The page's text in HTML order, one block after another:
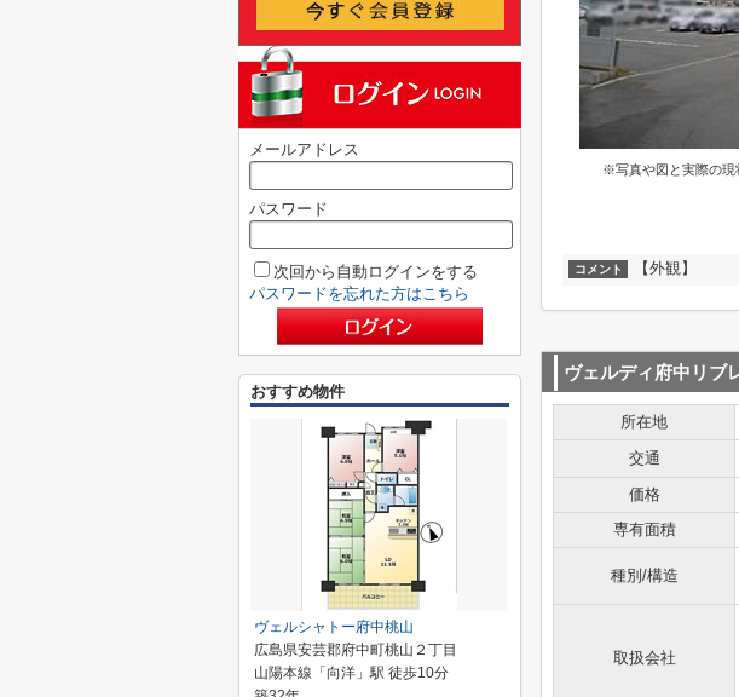
※写真や図と実際の現
コメント 【外観】
ヴェルディ府中リブ
所在地
交通
価格
専有面積
種別/構造
取扱会社
メールアドレス
パスワード
次回から自動ログインをする
パスワードを忘れた方はこちら
おすすめ物件
ヴェルシャトー府中桃山
広島県安芸郡府中町桃山２丁目
山陽本線「向洋」駅 徒歩10分